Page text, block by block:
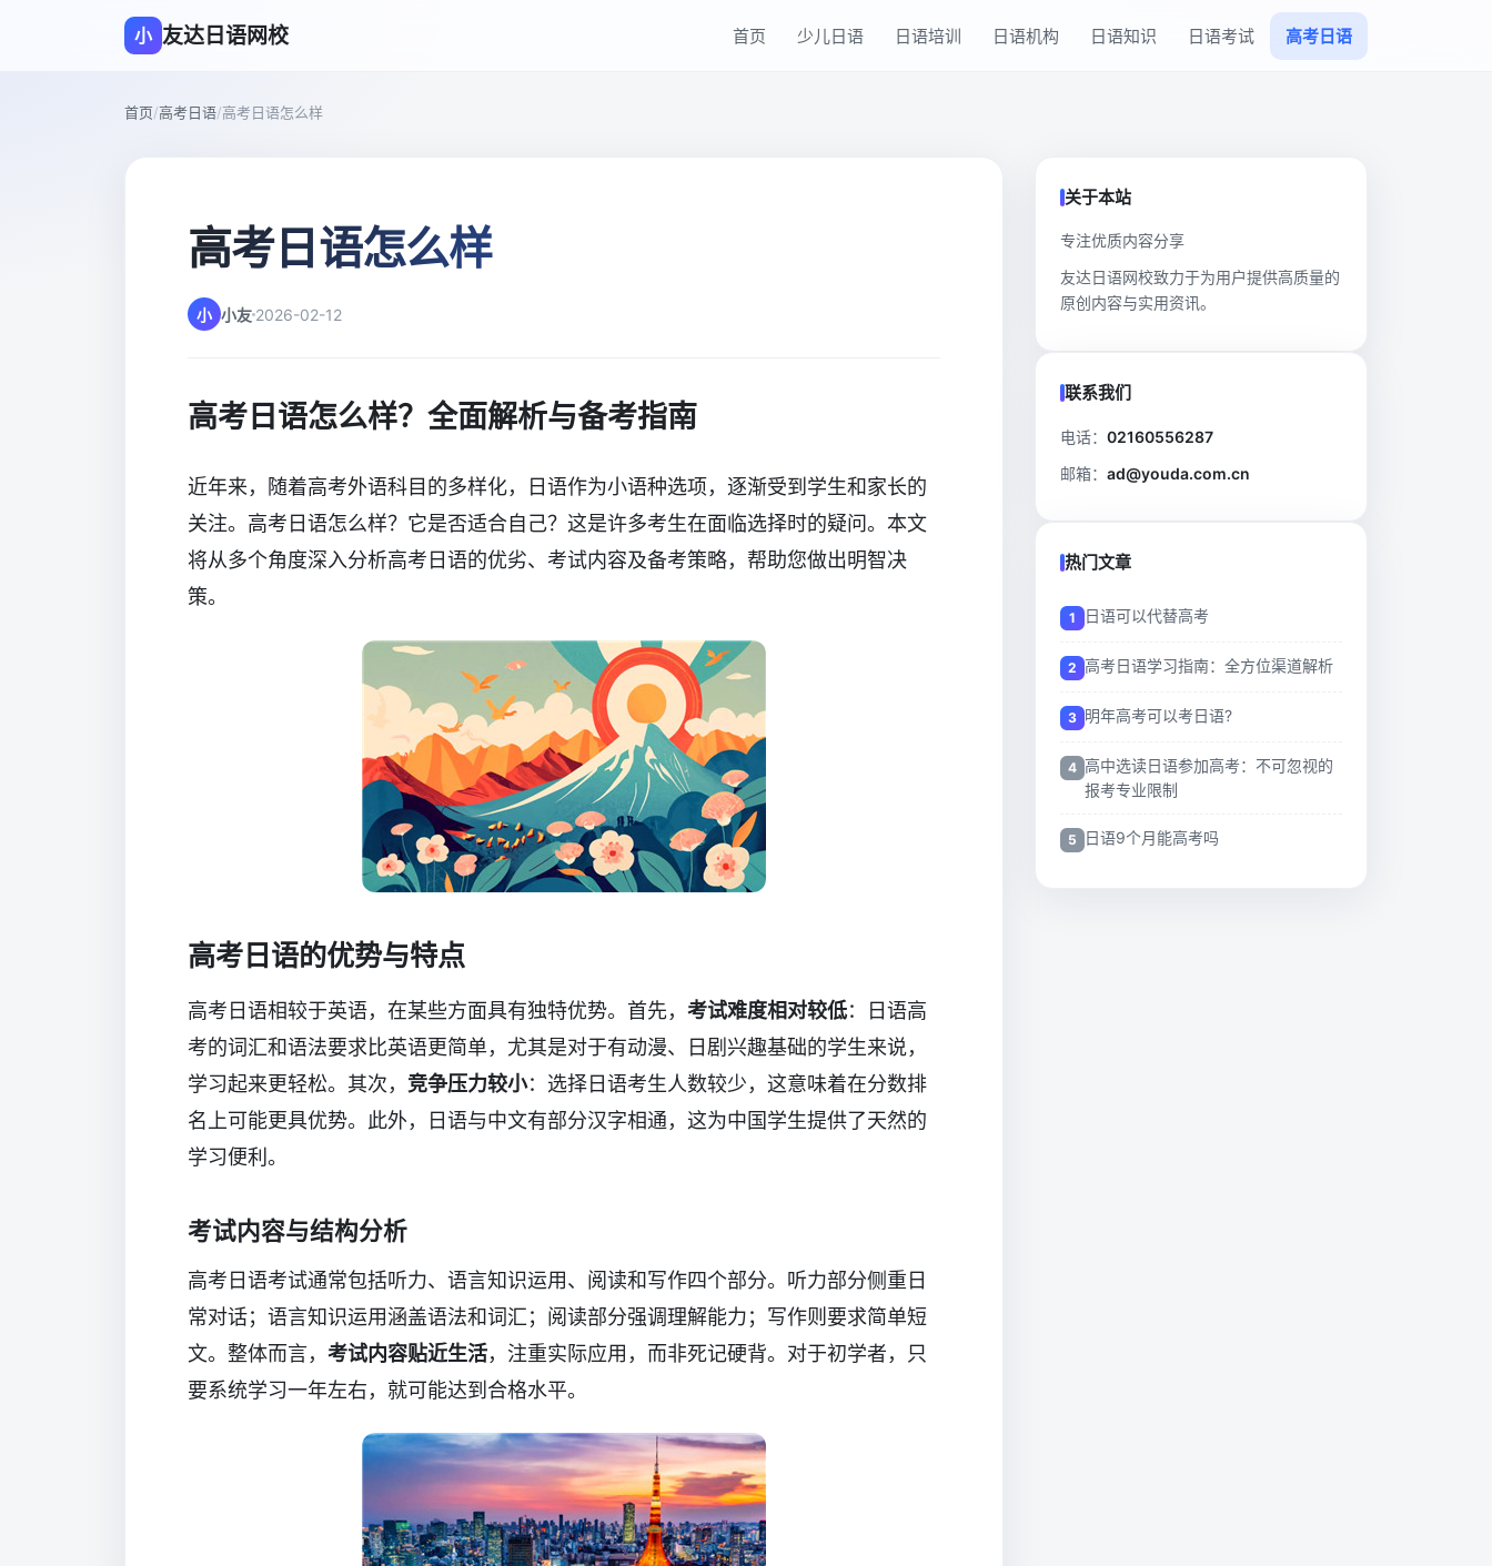
小 友达日语网校 首页 少儿日语 日语培训 日语机构 日语知识 日语考试 高考日语
首页/高考日语/高考日语怎么样
高考日语怎么样
小 小友 2026-02-12
高考日语怎么样？全面解析与备考指南
近年来，随着高考外语科目的多样化，日语作为小语种选项，逐渐受到学生和家长的
关注。高考日语怎么样？它是否适合自己？这是许多考生在面临选择时的疑问。本文
将从多个角度深入分析高考日语的优劣、考试内容及备考策略，帮助您做出明智决
策。
高考日语的优势与特点
高考日语相较于英语，在某些方面具有独特优势。首先， 考试难度相对较低：日语高
考的词汇和语法要求比英语更简单，尤其是对于有动漫、日剧兴趣基础的学生来说，
学习起来更轻松。其次， 竞争压力较小：选择日语考生人数较少，这意味着在分数排
名上可能更具优势。此外，日语与中文有部分汉字相通，这为中国学生提供了天然的
学习便利。
考试内容与结构分析
高考日语考试通常包括听力、语言知识运用、阅读和写作四个部分。听力部分侧重日
常对话；语言知识运用涵盖语法和词汇；阅读部分强调理解能力；写作则要求简单短
文。整体而言， 考试内容贴近生活，注重实际应用，而非死记硬背。对于初学者，只
要系统学习一年左右，就可能达到合格水平。
关于本站
专注优质内容分享
友达日语网校致力于为用户提供高质量的
原创内容与实用资讯。
联系我们
电话： 02160556287
邮箱： ad@youda.com.cn
热门文章
日语可以代替高考
高考日语学习指南：全方位渠道解析
明年高考可以考日语?
高中选读日语参加高考：不可忽视的
报考专业限制
日语9个月能高考吗